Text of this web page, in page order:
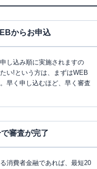
からお申込
し込み順に実施されますの
い!という方は、まずはWEB
早く申し込むほど、早く審査
審査が完了
消費者金融であれば、最短20